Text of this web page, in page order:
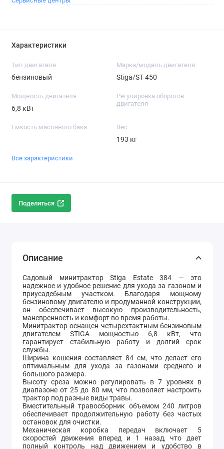
Характеристики
Тип двигателя
бензиновый
Марка/модель двигателя
Stiga/ST 450
Мощность двигателя
6,8 кВт
Регулировка оборотов
двигателя
Емкость масляного бака Вес
193 кг
Все характеристики
Поделиться
Описание
Садовый минитрактор Stiga Estate 384 — это
надежное и удобное решение для ухода за газоном и
приусадебным участком. Благодаря мощному
бензиновому двигателю и продуманной конструкции,
он обеспечивает высокую производительность,
маневренность и комфорт во время работы.
Минитрактор оснащен четырехтактным бензиновым
двигателем STIGA мощностью 6,8 кВт, что
гарантирует стабильную работу и долгий срок
службы.
Ширина кошения составляет 84 см, что делает его
оптимальным для ухода за газонами среднего и
большого размера.
Высоту среза можно регулировать в 7 уровнях в
диапазоне от 25 до 80 мм, что позволяет настроить
трактор под разные виды травы.
Вместительный травосборник объемом 240 литров
обеспечивает продолжительную работу без частых
остановок для очистки.
Механическая коробка передач включает 5
скоростей движения вперед и 1 назад, что дает
полный контроль над движением и удобство в